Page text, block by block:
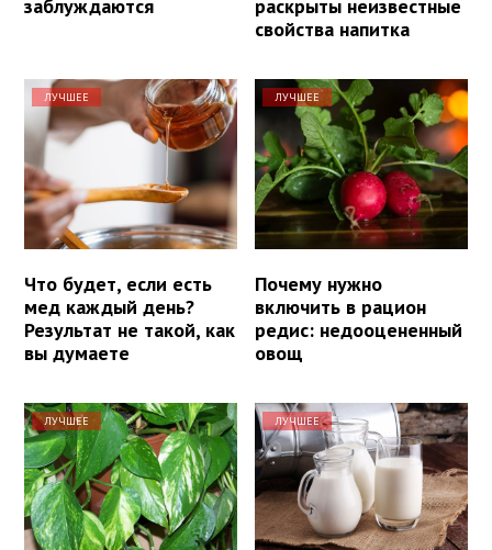
заблуждаются
раскрыты неизвестные
свойства напитка
ЛУЧШЕЕ
Что будет, если есть
мед каждый день?
Результат не такой, как
вы думаете
ЛУЧШЕЕ
Почему нужно
включить в рацион
редис: недооцененный
овощ
ЛУЧШЕЕ ЛУЧШЕЕ